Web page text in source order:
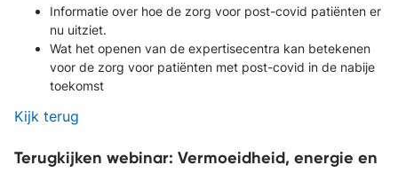
Informatie over hoe de zorg voor post-covid patiënten er
nu uitziet.
Wat het openen van de expertisecentra kan betekenen
voor de zorg voor patiënten met post-covid in de nabije
toekomst
Kijk terug
Terugkijken webinar: Vermoeidheid, energie en